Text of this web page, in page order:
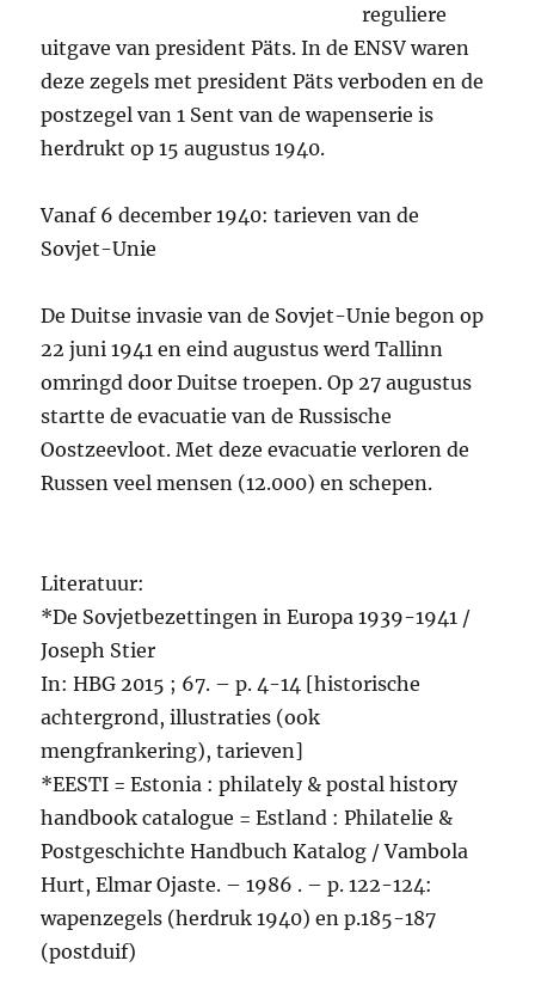
reguliere
uitgave van president Päts. In de ENSV waren
deze zegels met president Päts verboden en de
postzegel van 1 Sent van de wapenserie is
herdrukt op 15 augustus 1940.
Vanaf 6 december 1940: tarieven van de
Sovjet-Unie
De Duitse invasie van de Sovjet-Unie begon op
22 juni 1941 en eind augustus werd Tallinn
omringd door Duitse troepen. Op 27 augustus
startte de evacuatie van de Russische
Oostzeevloot. Met deze evacuatie verloren de
Russen veel mensen (12.000) en schepen.
Literatuur:
*De Sovjetbezettingen in Europa 1939-1941 /
Joseph Stier
In: HBG 2015 ; 67. – p. 4-14 [historische
achtergrond, illustraties (ook
mengfrankering), tarieven]
*EESTI = Estonia : philately & postal history
handbook catalogue = Estland : Philatelie &
Postgeschichte Handbuch Katalog / Vambola
Hurt, Elmar Ojaste. – 1986 . – p. 122-124:
wapenzegels (herdruk 1940) en p.185-187
(postduif)